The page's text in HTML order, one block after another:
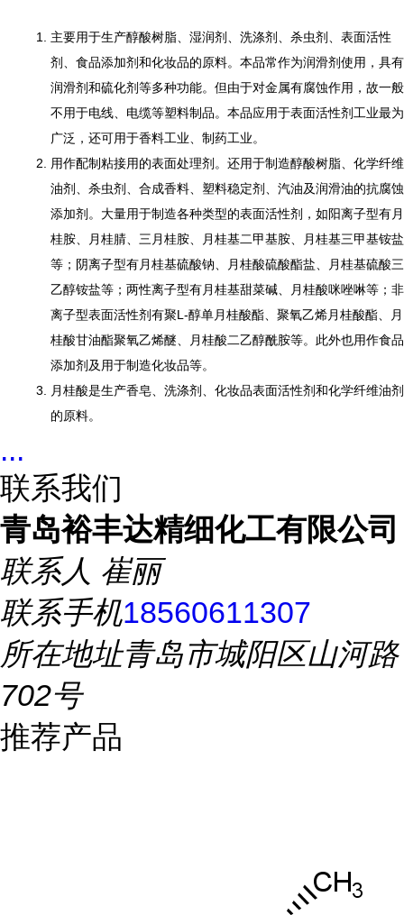
主要用于生产醇酸树脂、湿润剂、洗涤剂、杀虫剂、表面活性
剂、食品添加剂和化妆品的原料。本品常作为润滑剂使用，具有
润滑剂和硫化剂等多种功能。但由于对金属有腐蚀作用，故一般
不用于电线、电缆等塑料制品。本品应用于表面活性剂工业最为
广泛，还可用于香料工业、制药工业。
用作配制粘接用的表面处理剂。还用于制造醇酸树脂、化学纤维
油剂、杀虫剂、合成香料、塑料稳定剂、汽油及润滑油的抗腐蚀
添加剂。大量用于制造各种类型的表面活性剂，如阳离子型有月
桂胺、月桂腈、三月桂胺、月桂基二甲基胺、月桂基三甲基铵盐
等；阴离子型有月桂基硫酸钠、月桂酸硫酸酯盐、月桂基硫酸三
乙醇铵盐等；两性离子型有月桂基甜菜碱、月桂酸咪唑啉等；非
离子型表面活性剂有聚L-醇单月桂酸酯、聚氧乙烯月桂酸酯、月
桂酸甘油酯聚氧乙烯醚、月桂酸二乙醇酰胺等。此外也用作食品
添加剂及用于制造化妆品等。
月桂酸是生产香皂、洗涤剂、化妆品表面活性剂和化学纤维油剂
的原料。
...
联系我们
青岛裕丰达精细化工有限公司
联系人 崔丽
联系手机18560611307
所在地址青岛市城阳区山河路
702号
推荐产品